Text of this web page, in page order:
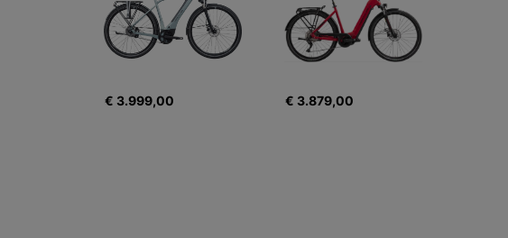
€ 3.999,00 € 3.879,00